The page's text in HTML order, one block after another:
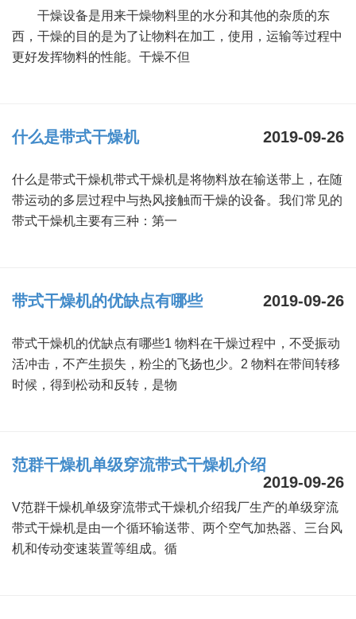
滚筒干燥系列
管束干燥系列
干燥配套装置
社会责任
干燥设备是用来干燥物料里的水分和其他的杂质的东
西，干燥的目的是为了让物料在加工，使用，运输等过程中
更好发挥物料的性能。干燥不但
什么是带式干燥机 2019-09-26
什么是带式干燥机带式干燥机是将物料放在输送带上，在随
带运动的多层过程中与热风接触而干燥的设备。我们常见的
带式干燥机主要有三种：第一
带式干燥机的优缺点有哪些 2019-09-26
带式干燥机的优缺点有哪些1 物料在干燥过程中，不受振动
活冲击，不产生损失，粉尘的飞扬也少。2 物料在带间转移
时候，得到松动和反转，是物
范群干燥机单级穿流带式干燥机介绍
2019-09-26
V范群干燥机单级穿流带式干燥机介绍我厂生产的单级穿流
带式干燥机是由一个循环输送带、两个空气加热器、三台风
机和传动变速装置等组成。循